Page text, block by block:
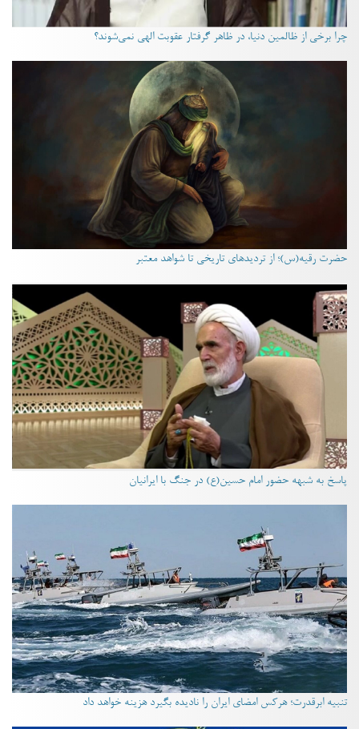
چرا برخی از ظالمین دنیا، در ظاهر گرفتار عقوبت الهی نمی‌شوند؟
حضرت رقیه(س)؛ از تردیدهای تاریخی تا شواهد معتبر
پاسخ به شبهه حضور امام حسین(ع) در جنگ با ایرانیان
تنبیه ابرقدرت؛ هرکس امضای ایران را نادیده بگیرد هزینه خواهد داد